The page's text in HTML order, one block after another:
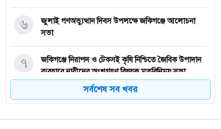
জুলাই গণঅভ্যুত্থান দিবস উপলক্ষে জকিগঞ্জে আলোচনা
সভা
৬
জকিগঞ্জে নিরাপদ ও টেকসই কৃষি নিশ্চিতে জৈবিক উপাদান
ব্যবহারে নারীদের অংশগ্রহণ বিষয়ক মতবিনিময় সভা
৭
টাঙ্গুয়ার হাওর অবৈধভাবে অনুপ্রবেশের দায়ে ৬ হাউসবোটে
৮
সর্বশেষ সব খবর